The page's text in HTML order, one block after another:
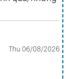
Thu 06/08/2026